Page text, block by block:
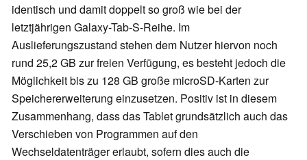
identisch und damit doppelt so groß wie bei der
letztjährigen Galaxy-Tab-S-Reihe. Im
Auslieferungszustand stehen dem Nutzer hiervon noch
rund 25,2 GB zur freien Verfügung, es besteht jedoch die
Möglichkeit bis zu 128 GB große microSD-Karten zur
Speichererweiterung einzusetzen. Positiv ist in diesem
Zusammenhang, dass das Tablet grundsätzlich auch das
Verschieben von Programmen auf den
Wechseldatenträger erlaubt, sofern dies auch die